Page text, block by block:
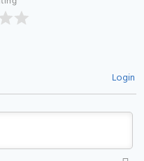
Login